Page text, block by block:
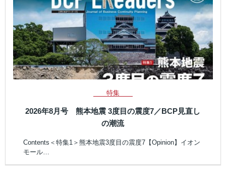
特集
2026年8月号 熊本地震 3度目の震度7／BCP見直し
の潮流
Contents＜特集1＞熊本地震3度目の震度7【Opinion】イオン
モール…